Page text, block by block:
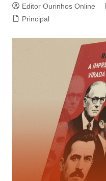
Editor Ourinhos Online
Principal